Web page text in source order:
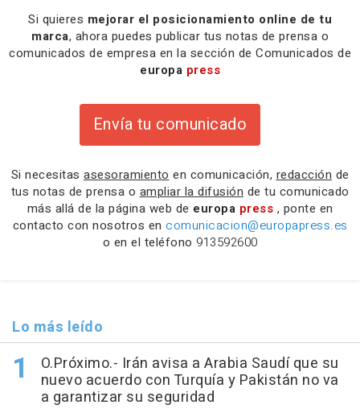
Si quieres mejorar el posicionamiento online de tu
marca, ahora puedes publicar tus notas de prensa o
comunicados de empresa en la sección de Comunicados de
europa press
Envía tu comunicado
Si necesitas asesoramiento en comunicación, redacción de
tus notas de prensa o ampliar la difusión de tu comunicado
más allá de la página web de europa press , ponte en
contacto con nosotros en comunicacion@europapress.es
o en el teléfono 913592600
Lo más leído
O.Próximo.- Irán avisa a Arabia Saudí que su
nuevo acuerdo con Turquía y Pakistán no va
a garantizar su seguridad